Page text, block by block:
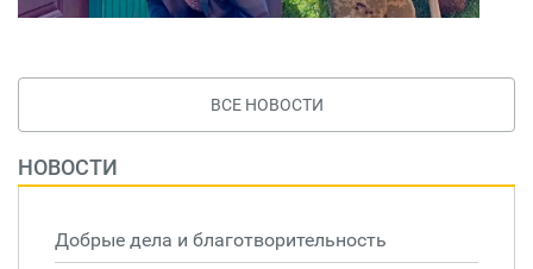
ВСЕ НОВОСТИ
НОВОСТИ
Добрые дела и благотворительность